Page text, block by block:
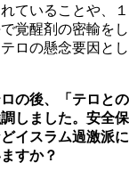
ていることや、１
覚醒剤の密輸をし
ロの懸念要因とし
の後、「テロとの
しました。安全保
イスラム過激派に
すか？